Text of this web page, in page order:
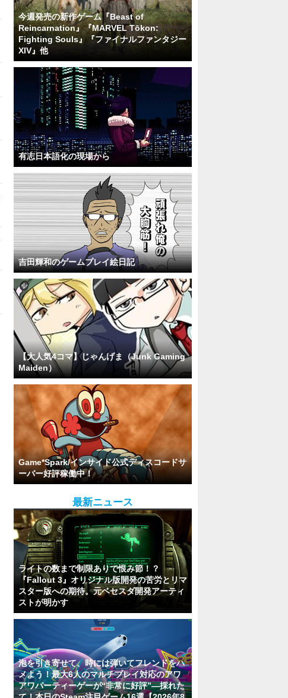
今週発売の新作ゲーム『Beast of
Reincarnation』『MARVEL Tōkon:
Fighting Souls』『ファイナルファンタジー
XIV』他
有志日本語化の現場から
吉田輝和のゲームプレイ絵日記
【大人気4コマ】じゃんげま（Junk Gaming
Maiden）
Game*Spark/インサイド公式ディスコードサ
ーバー好評稼働中！
最新ニュース
ライトの数まで制限ありで恨み節！？
『Fallout 3』オリジナル版開発の苦労とリマ
スター版への期待。元ベセスダ開発アーティ
ストが明かす
泡を引き寄せて、時には弾いてフレンドをハ
メよう！最大6人のマルチプレイ対応のアワ
アワパーティーゲーが“非常に好評”―採れた